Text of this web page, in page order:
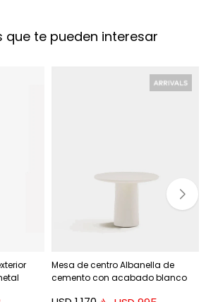
que te pueden interesar
Mesa de centro Albanella de
cemento con acabado blanco